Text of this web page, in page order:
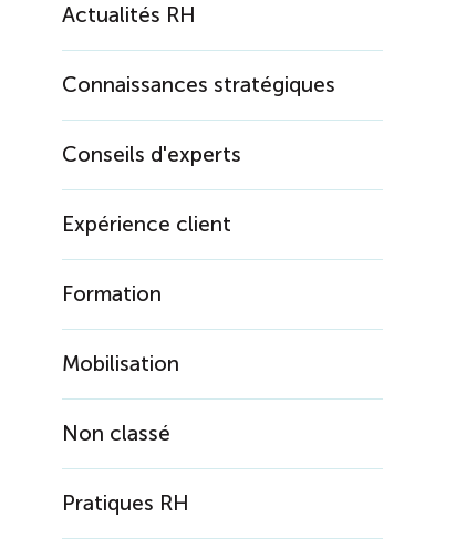
Actualités RH
Connaissances stratégiques
Conseils d'experts
Expérience client
Formation
Mobilisation
Non classé
Pratiques RH